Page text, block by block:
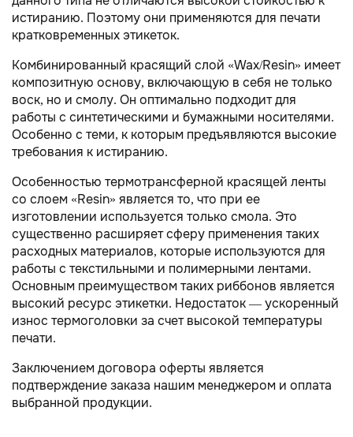
истиранию. Поэтому они применяются для печати
кратковременных этикеток.
Комбинированный красящий слой «Wax/Resin» имеет
композитную основу, включающую в себя не только
воск, но и смолу. Он оптимально подходит для
работы с синтетическими и бумажными носителями.
Особенно с теми, к которым предъявляются высокие
требования к истиранию.
Особенностью термотрансферной красящей ленты
со слоем «Resin» является то, что при ее
изготовлении используется только смола. Это
существенно расширяет сферу применения таких
расходных материалов, которые используются для
работы с текстильными и полимерными лентами.
Основным преимуществом таких риббонов является
высокий ресурс этикетки. Недостаток — ускоренный
износ термоголовки за счет высокой температуры
печати.
Заключением договора оферты является
подтверждение заказа нашим менеджером и оплата
выбранной продукции.